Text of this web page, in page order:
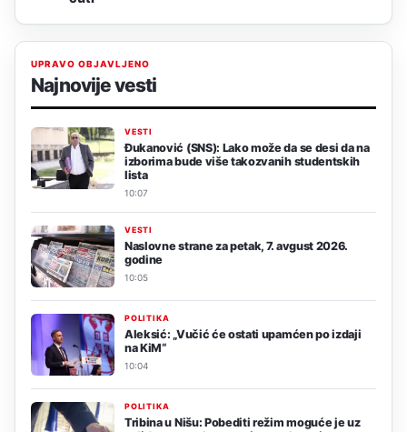
UPRAVO OBJAVLJENO
Najnovije vesti
VESTI
Đukanović (SNS): Lako može da se desi da na
izborima bude više takozvanih studentskih
lista
10:07
VESTI
Naslovne strane za petak, 7. avgust 2026.
godine
10:05
POLITIKA
Aleksić: „Vučić će ostati upamćen po izdaji
na KiM“
10:04
POLITIKA
Tribina u Nišu: Pobediti režim moguće je uz